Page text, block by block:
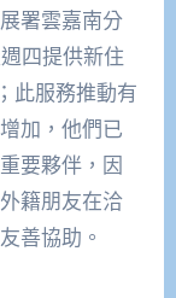
署雲嘉南分
四提供新住
此服務推動有
加，他們已
要夥伴，因
籍朋友在洽
善協助。